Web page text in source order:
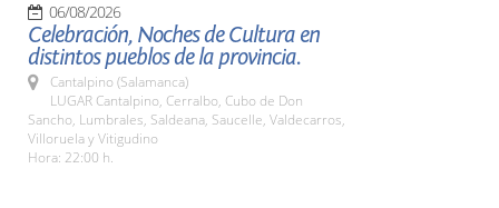
06/08/2026
Celebración, Noches de Cultura en
distintos pueblos de la provincia.
Cantalpino (Salamanca)
LUGAR Cantalpino, Cerralbo, Cubo de Don
Sancho, Lumbrales, Saldeana, Saucelle, Valdecarros,
Villoruela y Vitigudino
Hora: 22:00 h.